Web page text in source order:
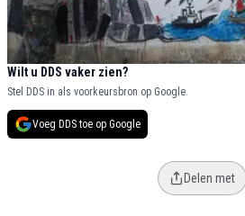
Wilt u DDS vaker zien?
Stel DDS in als voorkeursbron op Google.
Voeg DDS toe op Google
Delen met